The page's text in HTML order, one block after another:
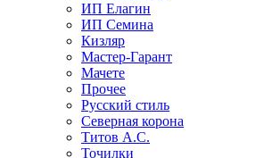
ИП Елагин
ИП Семина
Кизляр
Мастер-Гарант
Мачете
Прочее
Русский стиль
Северная корона
Титов А.С.
Точилки